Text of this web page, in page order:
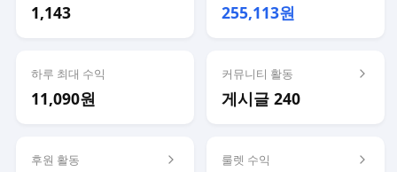
1,143 255,113원
하루 최대 수익
11,090원
커뮤니티 활동
게시글 240
후원 활동 룰렛 수익